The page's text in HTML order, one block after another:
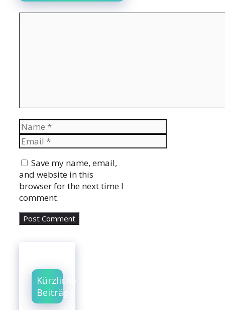
Name
Email
Save my name, email,
and website in this
browser for the next time I
comment.
Kürzliche
Beiträge